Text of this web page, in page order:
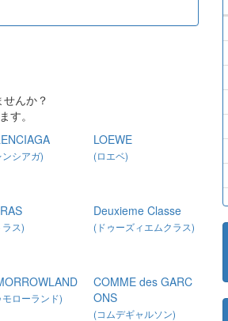
んか？
。
ンシアガ)
LOEWE
(ロエベ)
ス)
Deuxieme Classe
(ドゥーズィエムクラス)
モローランド)
COMME des GARC
ONS
(コムデギャルソン)